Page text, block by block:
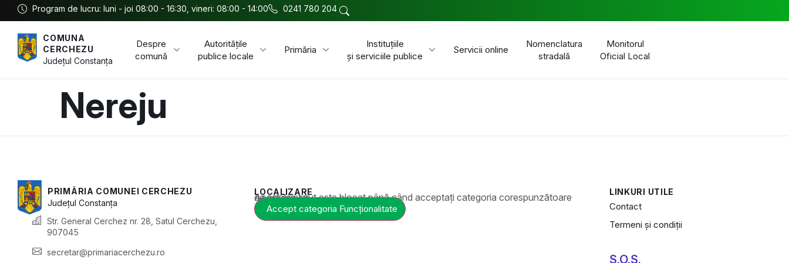
Program de lucru: luni - joi 08:00 - 16:30, vineri: 08:00 - 14:00 0241 780 204
COMUNA
CERCHEZU
JudețulConstanța
Despre
comună
Autoritățile
publice locale
Primăria
Instituțiile
și serviciile publice
Servicii online
Nomenclatura
stradală
Monitorul
Oficial Local
Nereju
PRIMĂRIA COMUNEI CERCHEZU
JudețulConstanța
Str. General Cerchez nr. 28, Satul Cerchezu,
907045
secretar@primariacerchezu.ro
LOCALIZARE
Acest conținut este blocat până când acceptați categoria corespunzătoare de cookie-uri.
Accept categoria Funcționalitate
LINKURI UTILE
Contact
Termeni și condiții
S.O.S.